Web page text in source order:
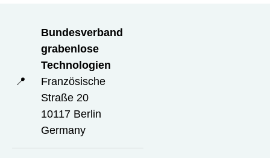
📍
Bundesverband
grabenlose
Technologien
Französische
Straße 20
10117 Berlin
Germany